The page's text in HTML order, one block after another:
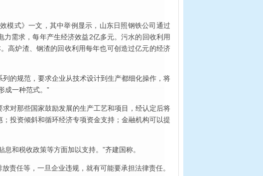
模式》一文，其中举例显示，山东日照钢铁公司通过
需求，每年产生经济效益2亿多元。污水的回收利用
高炉渣、钢渣的回收利用每年也可创造过亿元的经济
的规范，要求企业从技术设计到生产都细化操作，将
成一种范式。”
对那些国家鼓励发展的生产工艺和项目，经认定后将
投资倾斜和循环经济专项资金支持；金融机构可以提
和税收政策等方面加以支持。”齐建国称。
责任等，一旦企业违规，就有可能要承担法律责任。